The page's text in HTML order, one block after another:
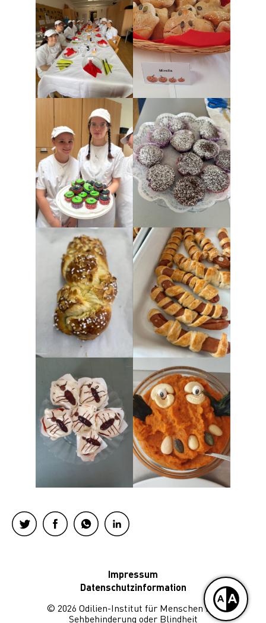
Impressum
Datenschutzinformation
© 2026 Odilien-Institut für Menschen mit
Sehbehinderung oder Blindheit